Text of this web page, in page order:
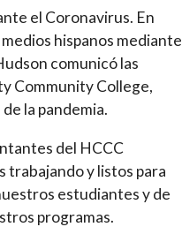
el Coronavirus. En
hispanos mediante
comunicó las
Community College,
la pandemia.
del HCCC
trabajando y listos para
estudiantes y de
programas.